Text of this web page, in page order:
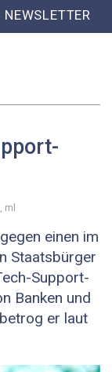
NEWSLETTER
ml
einen im
Staatsbürger
Support-
Banken und
er laut